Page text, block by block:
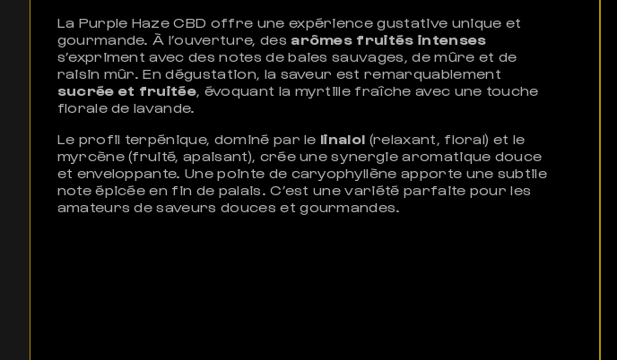
La Purple Haze CBD offre une expérience gustative unique et
gourmande. À l’ouverture, des arômes fruités intenses
s’expriment avec des notes de baies sauvages, de mûre et de
raisin mûr. En dégustation, la saveur est remarquablement
sucrée et fruitée , évoquant la myrtille fraîche avec une touche
florale de lavande.
Le profil terpénique, dominé par le linalol (relaxant, floral) et le
myrcène (fruité, apaisant), crée une synergie aromatique douce
et enveloppante. Une pointe de caryophyllène apporte une subtile
note épicée en fin de palais. C’est une variété parfaite pour les
amateurs de saveurs douces et gourmandes.